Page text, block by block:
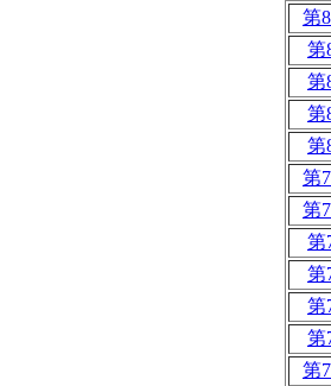
第
第
第
第
第
第
第
第
第
第
第
第